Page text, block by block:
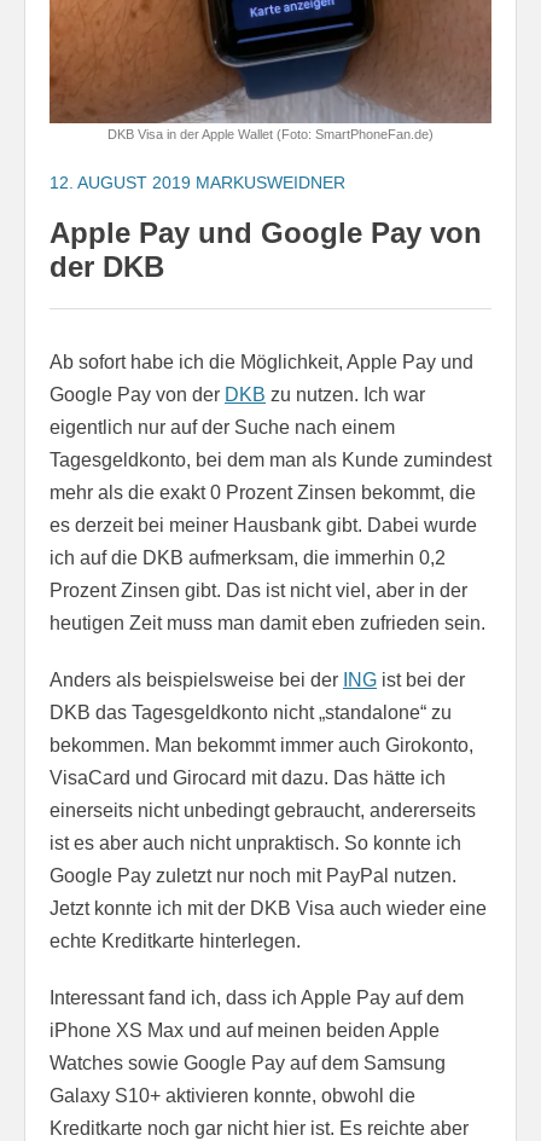
DKB Visa in der Apple Wallet (Foto: SmartPhoneFan.de)
12. AUGUST 2019 MARKUSWEIDNER
Apple Pay und Google Pay von
der DKB
Ab sofort habe ich die Möglichkeit, Apple Pay und
Google Pay von der DKB zu nutzen. Ich war
eigentlich nur auf der Suche nach einem
Tagesgeldkonto, bei dem man als Kunde zumindest
mehr als die exakt 0 Prozent Zinsen bekommt, die
es derzeit bei meiner Hausbank gibt. Dabei wurde
ich auf die DKB aufmerksam, die immerhin 0,2
Prozent Zinsen gibt. Das ist nicht viel, aber in der
heutigen Zeit muss man damit eben zufrieden sein.
Anders als beispielsweise bei der ING ist bei der
DKB das Tagesgeldkonto nicht „standalone“ zu
bekommen. Man bekommt immer auch Girokonto,
VisaCard und Girocard mit dazu. Das hätte ich
einerseits nicht unbedingt gebraucht, andererseits
ist es aber auch nicht unpraktisch. So konnte ich
Google Pay zuletzt nur noch mit PayPal nutzen.
Jetzt konnte ich mit der DKB Visa auch wieder eine
echte Kreditkarte hinterlegen.
Interessant fand ich, dass ich Apple Pay auf dem
iPhone XS Max und auf meinen beiden Apple
Watches sowie Google Pay auf dem Samsung
Galaxy S10+ aktivieren konnte, obwohl die
Kreditkarte noch gar nicht hier ist. Es reichte aber